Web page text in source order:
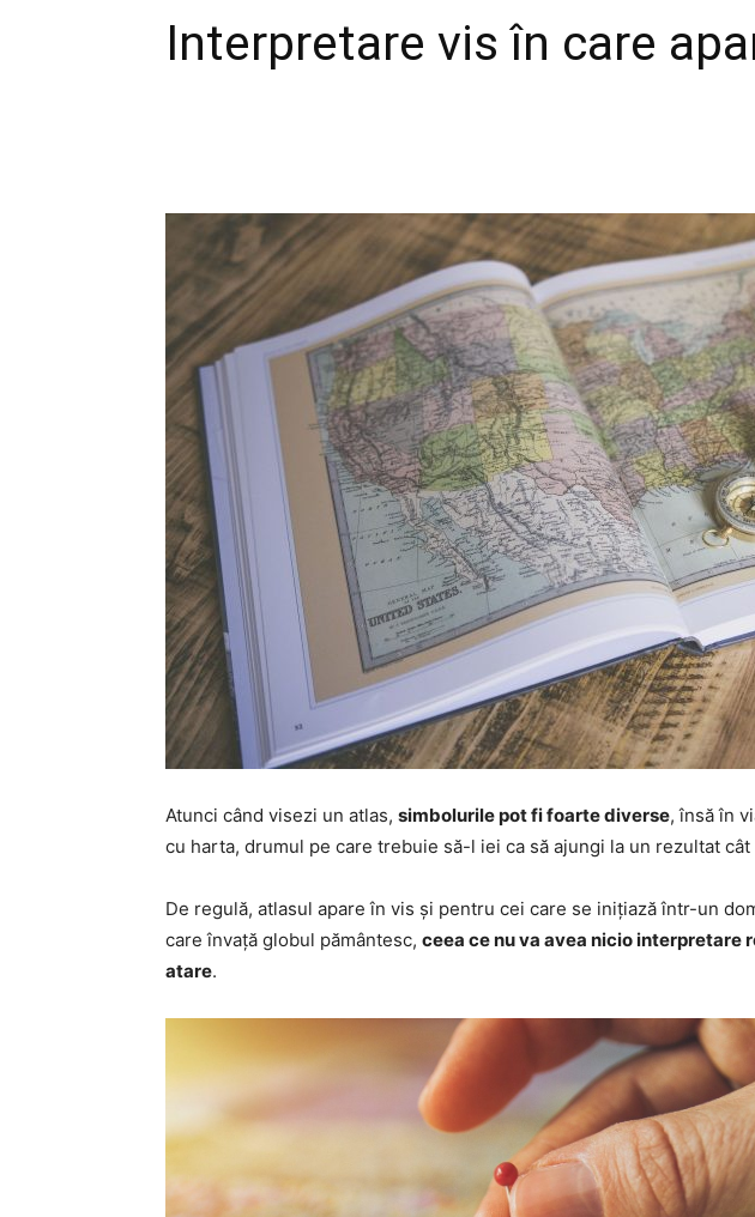
Interpretare vis în care
Atunci când visezi un atlas, simbolurile pot fi foarte diverse, însă în
cu harta, drumul pe care trebuie să-l iei ca să ajungi la un rezultat cât
De regulă, atlasul apare în vis și pentru cei care se inițiază într-un
care învață globul pământesc, ceea ce nu va avea nicio interpretare
atare.